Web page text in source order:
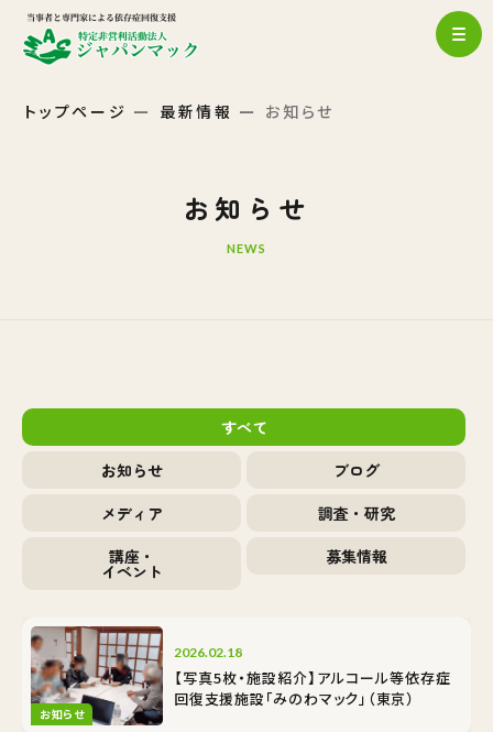
トップページ 最新情報 お知らせ
お知らせ
NEWS
すべて
お知らせ
ブログ
メディア
調査・研究
講座・
イベント
募集情報
お知らせ
2026.02.18
【写真5枚・施設紹介】アルコール等依存症
回復支援施設「みのわマック」（東京）